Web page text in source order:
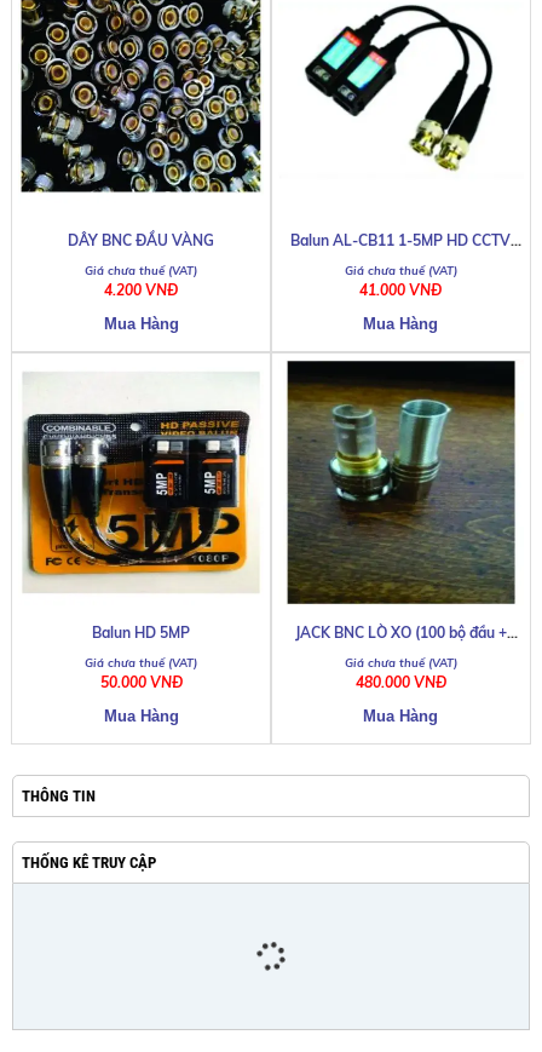
DÂY BNC ĐẦU VÀNG
4.200 VNĐ
Balun AL-CB11 1-5MP HD CCTV
Camera
41.000 VNĐ
Balun HD 5MP
50.000 VNĐ
JACK BNC LÒ XO (100 bộ đầu +
đuôi)
480.000 VNĐ
THÔNG TIN
THỐNG KÊ TRUY CẬP